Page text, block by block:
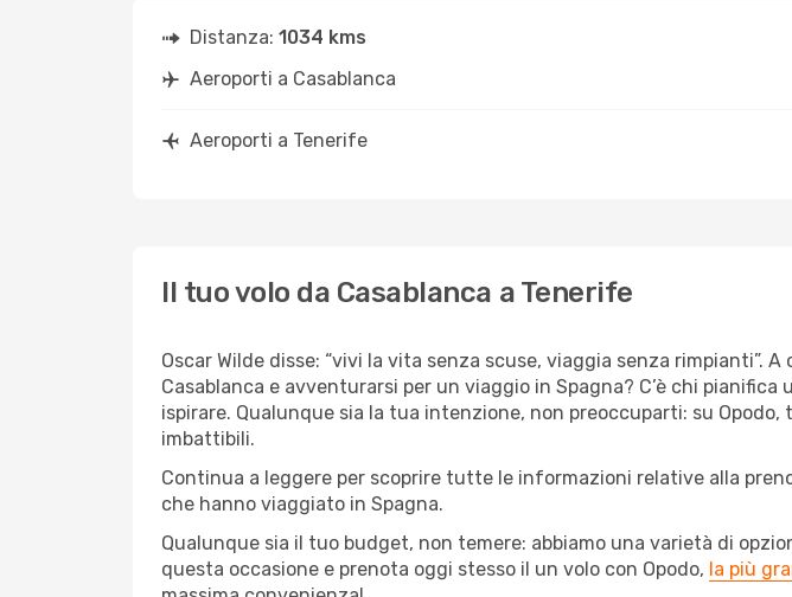
Distanza: 1034 kms
Aeroporti a Casablanca
Aeroporti a Tenerife
Il tuo volo da Casablanca a Tenerife
Oscar Wilde disse: “vivi la vita senza scuse, viaggia senza
Casablanca e avventurarsi per un viaggio in Spagna? C’è chi
ispirare. Qualunque sia la tua intenzione, non preoccuparti: su
imbattibili.
Continua a leggere per scoprire tutte le informazioni relative alla
che hanno viaggiato in Spagna.
Qualunque sia il tuo budget, non temere: abbiamo una varietà di
questa occasione e prenota oggi stesso il un volo con Opodo, la più